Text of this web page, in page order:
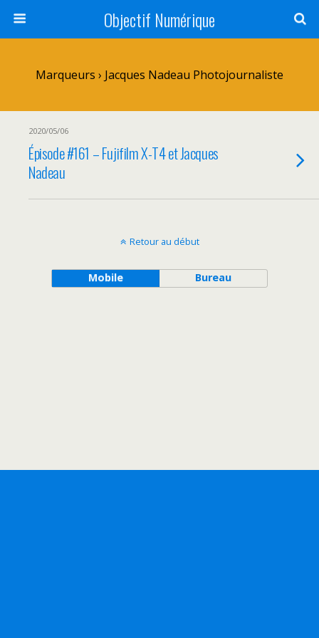
Objectif Numérique
Marqueurs › Jacques Nadeau Photojournaliste
2020/05/06
Épisode #161 – Fujifilm X-T4 et Jacques
Nadeau
Retour au début
Mobile Bureau